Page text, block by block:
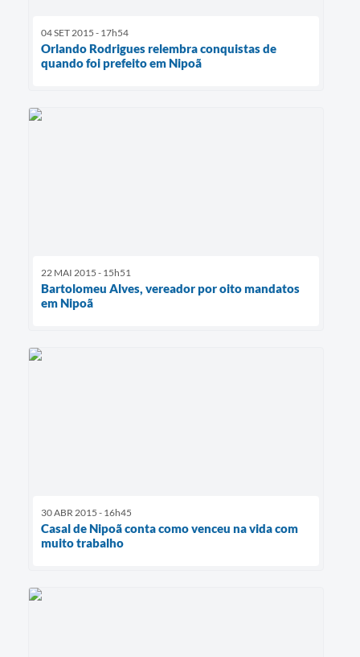
04 SET 2015 - 17h54
Orlando Rodrigues relembra conquistas de
quando foi prefeito em Nipoã
22 MAI 2015 - 15h51
Bartolomeu Alves, vereador por oito mandatos
em Nipoã
30 ABR 2015 - 16h45
Casal de Nipoã conta como venceu na vida com
muito trabalho